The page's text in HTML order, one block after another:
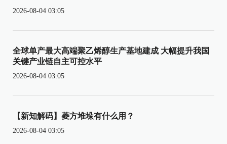
2026-08-04 03:05
全球单产最大高端聚乙烯醇生产基地建成 大幅提升我国
关键产业链自主可控水平
2026-08-04 03:05
【新知解码】菱方堆垛有什么用？
2026-08-04 03:05